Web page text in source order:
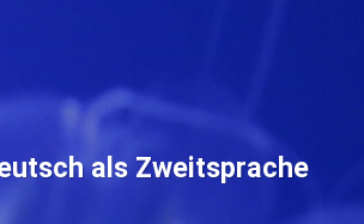
als Zweitsprache